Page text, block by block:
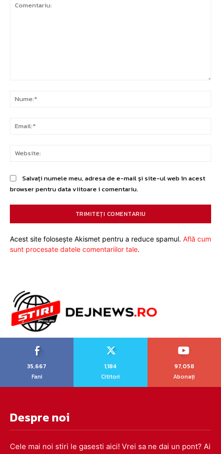
Salvați numele meu, adresa de e-mail și site-ul web în acest
browser pentru data viitoare i comentariu.
Acest site folosește Akismet pentru a reduce spamul. Află cum
sunt procesate datele comentariilor tale.
35,667
Fani
1,184
Cititori
97,058
Abonați
Despre noi
Cele mai noi stiri le gasesti aici! Vrei sa ne dai un pont? Ai